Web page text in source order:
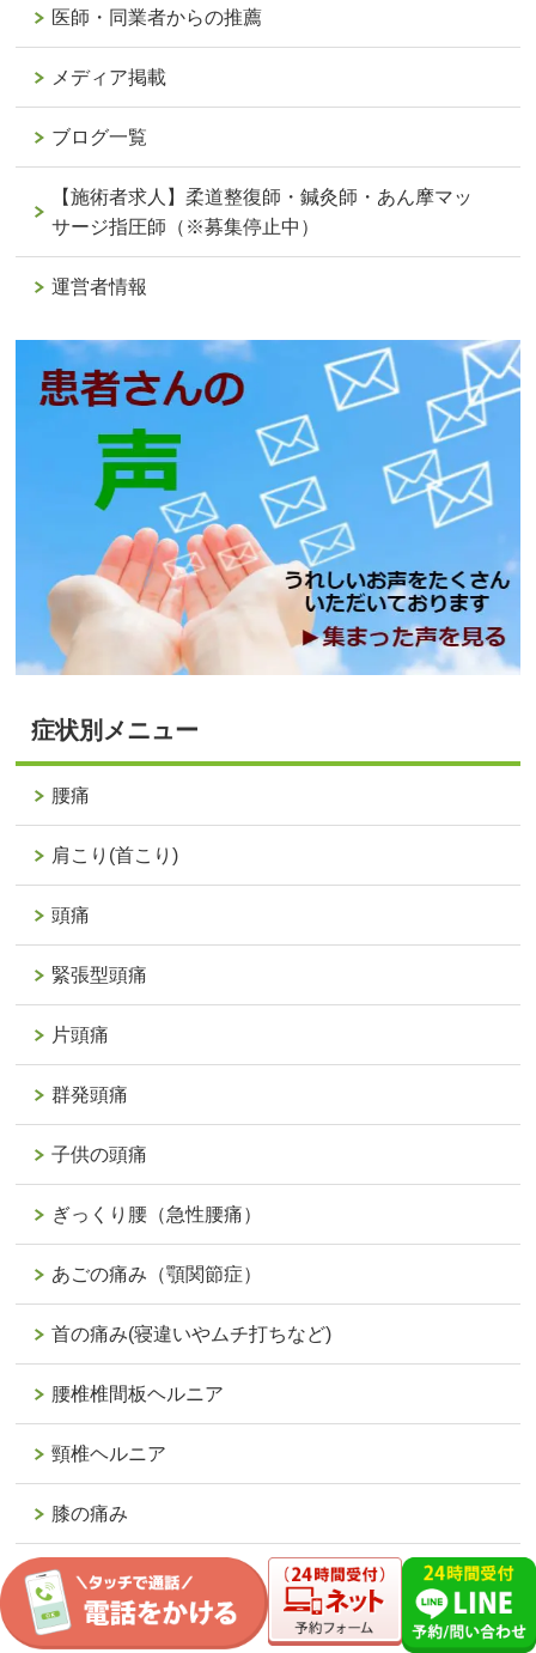
医師・同業者からの推薦
メディア掲載
ブログ一覧
【施術者求人】柔道整復師・鍼灸師・あん摩マッ
サージ指圧師（※募集停止中）
運営者情報
症状別メニュー
腰痛
肩こり(首こり)
頭痛
緊張型頭痛
片頭痛
群発頭痛
子供の頭痛
ぎっくり腰（急性腰痛）
あごの痛み（顎関節症）
首の痛み(寝違いやムチ打ちなど)
腰椎椎間板ヘルニア
頸椎ヘルニア
膝の痛み
手（腕）のしびれ
坐骨神経痛